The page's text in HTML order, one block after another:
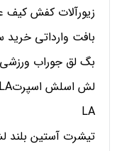
زیورآلات کفش
بافت وارداتی خرید
بگ لق جوراب
لش اسلش اسپرتLA
LA
تیشرت آستین